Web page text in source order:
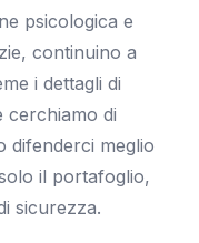
psicologica e
continuino a
i dettagli di
cerchiamo di
difenderci meglio
il portafoglio,
sicurezza.